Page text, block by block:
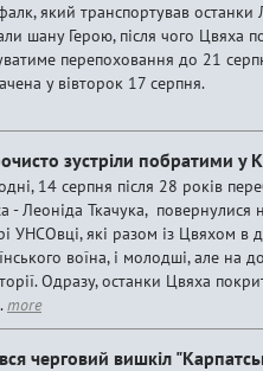
який транспортував
шану Герою, після чого Цвяха
перепоховання до 21
у вівторок 17 серпня.
зустріли побратими у
14 серпня після 28 років
- Леоніда Ткачука, повернулися
УНСОвці, які разом із Цвяхом
воїна, і молодші, але на
Одразу, останки Цвяха
more
черговий вишкіл